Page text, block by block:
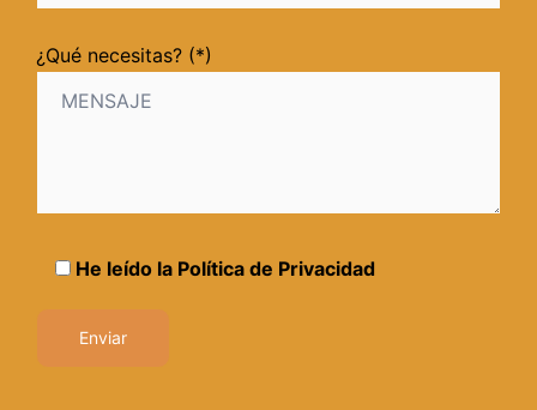
¿Qué necesitas? (*)
He leído la Política de Privacidad